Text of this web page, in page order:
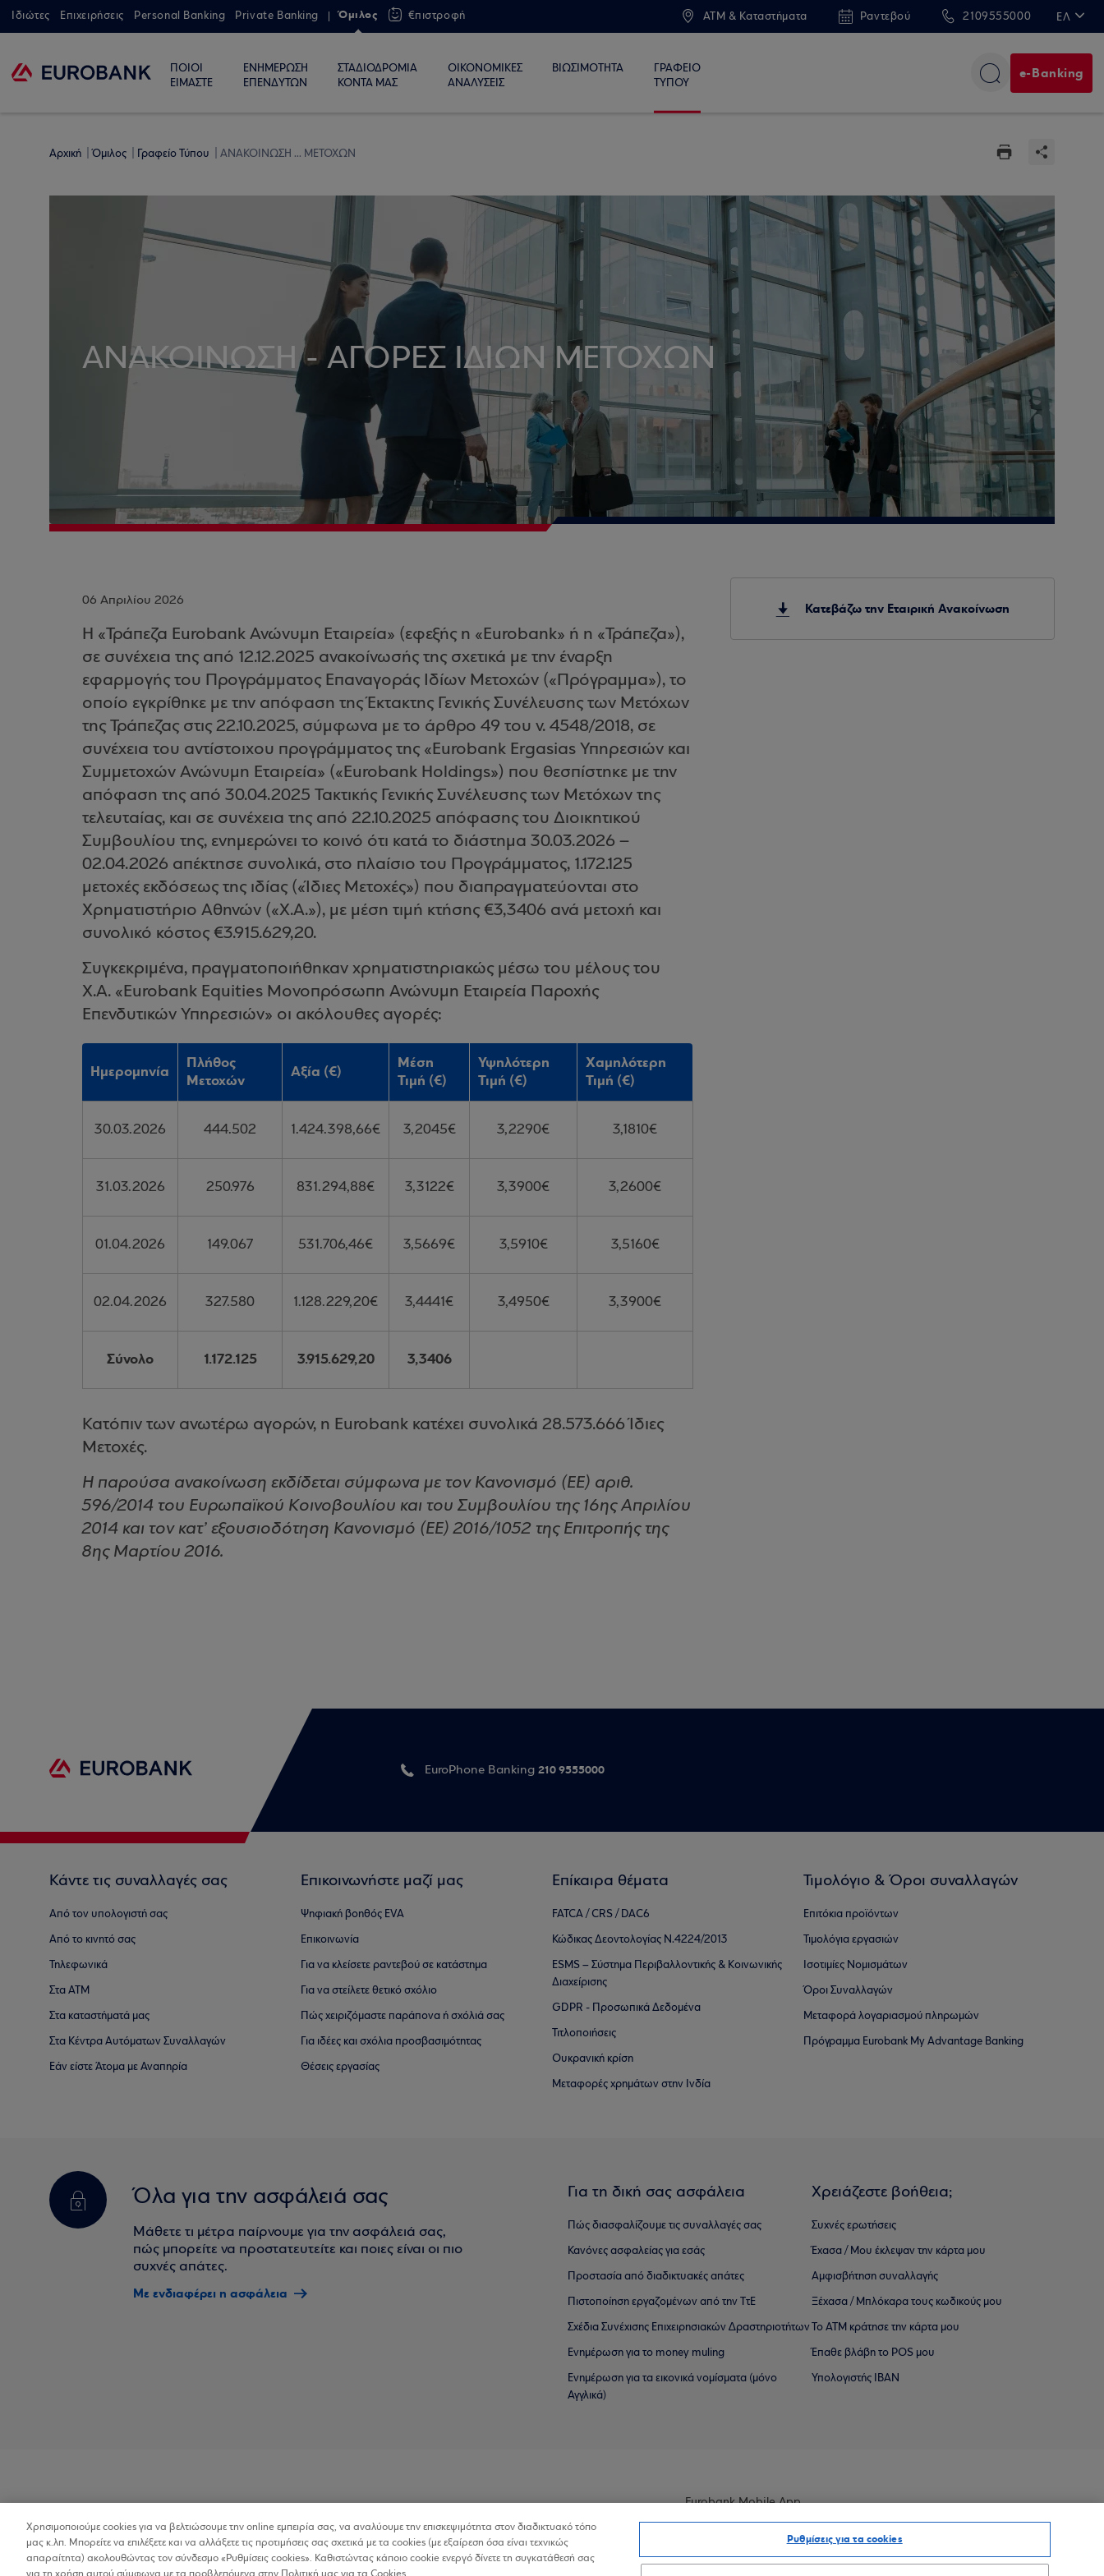
Ιδιώτες Επιχειρήσεις Personal Banking Private Banking Όμιλος €πιστροφή ATM & Καταστήματα Ραντεβού 2109555000 ΕΛ
ΠΟΙΟΙ
ΕΙΜΑΣΤΕ
ΕΝΗΜΕΡΩΣΗ
ΕΠΕΝΔΥΤΩΝ
ΣΤΑΔΙΟΔΡΟΜΙΑ
ΚΟΝΤΑ ΜΑΣ
ΟΙΚΟΝΟΜΙΚΕΣ
ΑΝΑΛΥΣΕΙΣ
ΒΙΩΣΙΜΟΤΗΤΑ
ΓΡΑΦΕΙΟ
ΤΥΠΟΥ
e-Banking
Αρχική Όμιλος Γραφείο Τύπου ΑΝΑΚΟΙΝΩΣΗ ... ΜΕΤΟΧΩΝ
ΑΝΑΚΟΙΝΩΣΗ - ΑΓΟΡΕΣ ΙΔΙΩΝ ΜΕΤΟΧΩΝ
06 Απριλίου 2026
Η «Τράπεζα Eurobank Ανώνυμη Εταιρεία» (εφεξής η «Eurobank» ή η «Τράπεζα»),
σε συνέχεια της από 12.12.2025 ανακοίνωσής της σχετικά με την έναρξη
εφαρμογής του Προγράμματος Επαναγοράς Ιδίων Μετοχών («Πρόγραμμα»), το
οποίο εγκρίθηκε με την απόφαση της Έκτακτης Γενικής Συνέλευσης των Μετόχων
της Τράπεζας στις 22.10.2025, σύμφωνα με το άρθρο 49 του ν. 4548/2018, σε
συνέχεια του αντίστοιχου προγράμματος της «Eurobank Ergasias Υπηρεσιών και
Συμμετοχών Ανώνυμη Εταιρεία» («Eurobank Holdings») που θεσπίστηκε με την
απόφαση της από 30.04.2025 Τακτικής Γενικής Συνέλευσης των Μετόχων της
τελευταίας, και σε συνέχεια της από 22.10.2025 απόφασης του Διοικητικού
Συμβουλίου της, ενημερώνει το κοινό ότι κατά το διάστημα 30.03.2026 –
02.04.2026 απέκτησε συνολικά, στο πλαίσιο του Προγράμματος, 1.172.125
μετοχές εκδόσεως της ιδίας («Ίδιες Μετοχές») που διαπραγματεύονται στο
Χρηματιστήριο Αθηνών («Χ.Α.»), με μέση τιμή κτήσης €3,3406 ανά μετοχή και
συνολικό κόστος €3.915.629,20.
Συγκεκριμένα, πραγματοποιήθηκαν χρηματιστηριακώς μέσω του μέλους του
Χ.Α. «Eurobank Equities Μονοπρόσωπη Ανώνυμη Εταιρεία Παροχής
Επενδυτικών Υπηρεσιών» οι ακόλουθες αγορές:
Ημερομηνία
Πλήθος
Μετοχών
Αξία (€)
Μέση
Τιμή (€)
Υψηλότερη
Τιμή (€)
Χαμηλότερη
Τιμή (€)
30.03.2026 444.502 1.424.398,66€ 3,2045€ 3,2290€ 3,1810€
31.03.2026 250.976 831.294,88€ 3,3122€ 3,3900€ 3,2600€
01.04.2026 149.067 531.706,46€ 3,5669€ 3,5910€ 3,5160€
02.04.2026 327.580 1.128.229,20€ 3,4441€ 3,4950€ 3,3900€
Σύνολο 1.172.125 3.915.629,20 3,3406
Κατόπιν των ανωτέρω αγορών, η Eurobank κατέχει συνολικά 28.573.666 Ίδιες
Μετοχές.
Η παρούσα ανακοίνωση εκδίδεται σύμφωνα με τον Κανονισμό (ΕΕ) αριθ.
596/2014 του Ευρωπαϊκού Κοινοβουλίου και του Συμβουλίου της 16ης Απριλίου
2014 και τον κατ’ εξουσιοδότηση Κανονισμό (ΕΕ) 2016/1052 της Επιτροπής της
8ης Μαρτίου 2016.
Κατεβάζω την Εταιρική Ανακοίνωση
EuroPhone Banking 210 9555000
Κάντε τις συναλλαγές σας
Από τον υπολογιστή σας
Από το κινητό σας
Τηλεφωνικά
Στα ΑΤΜ
Στα καταστήματά μας
Στα Κέντρα Αυτόματων Συναλλαγών
Εάν είστε Άτομα με Αναπηρία
Επικοινωνήστε μαζί μας
Ψηφιακή βοηθός EVA
Επικοινωνία
Για να κλείσετε ραντεβού σε κατάστημα
Για να στείλετε θετικό σχόλιο
Πώς χειριζόμαστε παράπονα ή σχόλιά σας
Για ιδέες και σχόλια προσβασιμότητας
Θέσεις εργασίας
Επίκαιρα θέματα
FATCA / CRS / DAC6
Κώδικας Δεοντολογίας Ν.4224/2013
ESMS – Σύστημα Περιβαλλοντικής & Κοινωνικής
Διαχείρισης
GDPR - Προσωπικά Δεδομένα
Τιτλοποιήσεις
Ουκρανική κρίση
Μεταφορές χρημάτων στην Ινδία
Τιμολόγιο & Όροι συναλλαγών
Επιτόκια προϊόντων
Τιμολόγια εργασιών
Ισοτιμίες Νομισμάτων
Όροι Συναλλαγών
Μεταφορά λογαριασμού πληρωμών
Πρόγραμμα Eurobank My Advantage Banking
Όλα για την ασφάλειά σας
Μάθετε τι μέτρα παίρνουμε για την ασφάλειά σας,
πώς μπορείτε να προστατευτείτε και ποιες είναι οι πιο
συχνές απάτες.
Με ενδιαφέρει η ασφάλεια
Για τη δική σας ασφάλεια
Πώς διασφαλίζουμε τις συναλλαγές σας
Κανόνες ασφαλείας για εσάς
Προστασία από διαδικτυακές απάτες
Πιστοποίηση εργαζομένων από την ΤτΕ
Σχέδια Συνέχισης Επιχειρησιακών ∆ραστηριοτήτων
Ενημέρωση για το money muling
Ενημέρωση για τα εικονικά νομίσματα (μόνο
Αγγλικά)
Χρειάζεστε βοήθεια;
Συχνές ερωτήσεις
Έχασα / Μου έκλεψαν την κάρτα μου
Αμφισβήτηση συναλλαγής
Ξέχασα / Μπλόκαρα τους κωδικούς μου
Το ΑΤΜ κράτησε την κάρτα μου
Έπαθε βλάβη το POS μου
Υπολογιστής IBAN
Προσβασιμότητα
Eurobank Mobile App
Χρησιμοποιούμε cookies για να βελτιώσουμε την online εμπειρία σας, να αναλύουμε την επισκεψιμότητα στον διαδικτυακό τόπο
μας κ.λπ. Μπορείτε να επιλέξετε και να αλλάξετε τις προτιμήσεις σας σχετικά με τα cookies (με εξαίρεση όσα είναι τεχνικώς
απαραίτητα) ακολουθώντας τον σύνδεσμο «Ρυθμίσεις cookies». Καθιστώντας κάποιο cookie ενεργό δίνετε τη συγκατάθεσή σας
Ρυθμίσεις για τα cookies